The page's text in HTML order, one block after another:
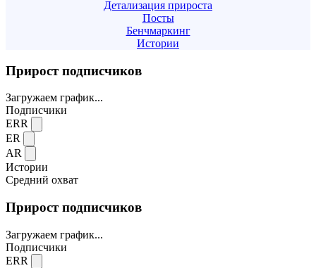
Детализация прироста
Посты
Бенчмаркинг
Истории
Прирост подписчиков
Загружаем график...
Подписчики
ERR
ER
AR
Истории
Средний охват
Прирост подписчиков
Загружаем график...
Подписчики
ERR